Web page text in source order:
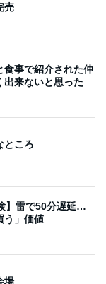
売
食事で紹介された仲
出来ないと思った
ところ
】雷で50分遅延…
う」価値
場